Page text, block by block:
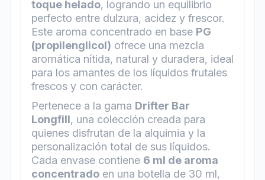
toque helado, logrando un equilibrio
perfecto entre dulzura, acidez y frescor.
Este aroma concentrado en base PG
(propilenglicol) ofrece una mezcla
aromática nítida, natural y duradera, ideal
para los amantes de los líquidos frutales
frescos y con carácter.
Pertenece a la gama Drifter Bar
Longfill, una colección creada para
quienes disfrutan de la alquimia y la
personalización total de sus líquidos.
Cada envase contiene 6 ml de aroma
concentrado en una botella de 30 ml,